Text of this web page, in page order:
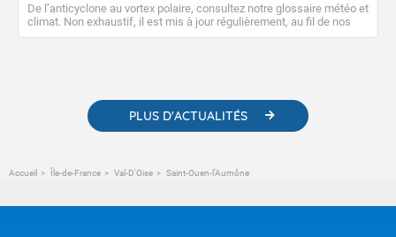
De l’anticyclone au vortex polaire, consultez notre glossaire météo et
climat. Non exhaustif, il est mis à jour régulièrement, au fil de nos
publications. Vous y trouverez également des liens utiles vers nos
PLUS D'ACTUALITÉS
Accueil Île-de-France Val-D'Oise Saint-Ouen-l'Aumône